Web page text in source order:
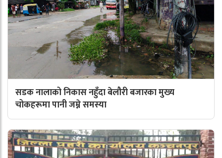
सडक नालाको निकास नहुँदा बेलौरी बजारका मुख्य
चोकहरूमा पानी जम्ने समस्या